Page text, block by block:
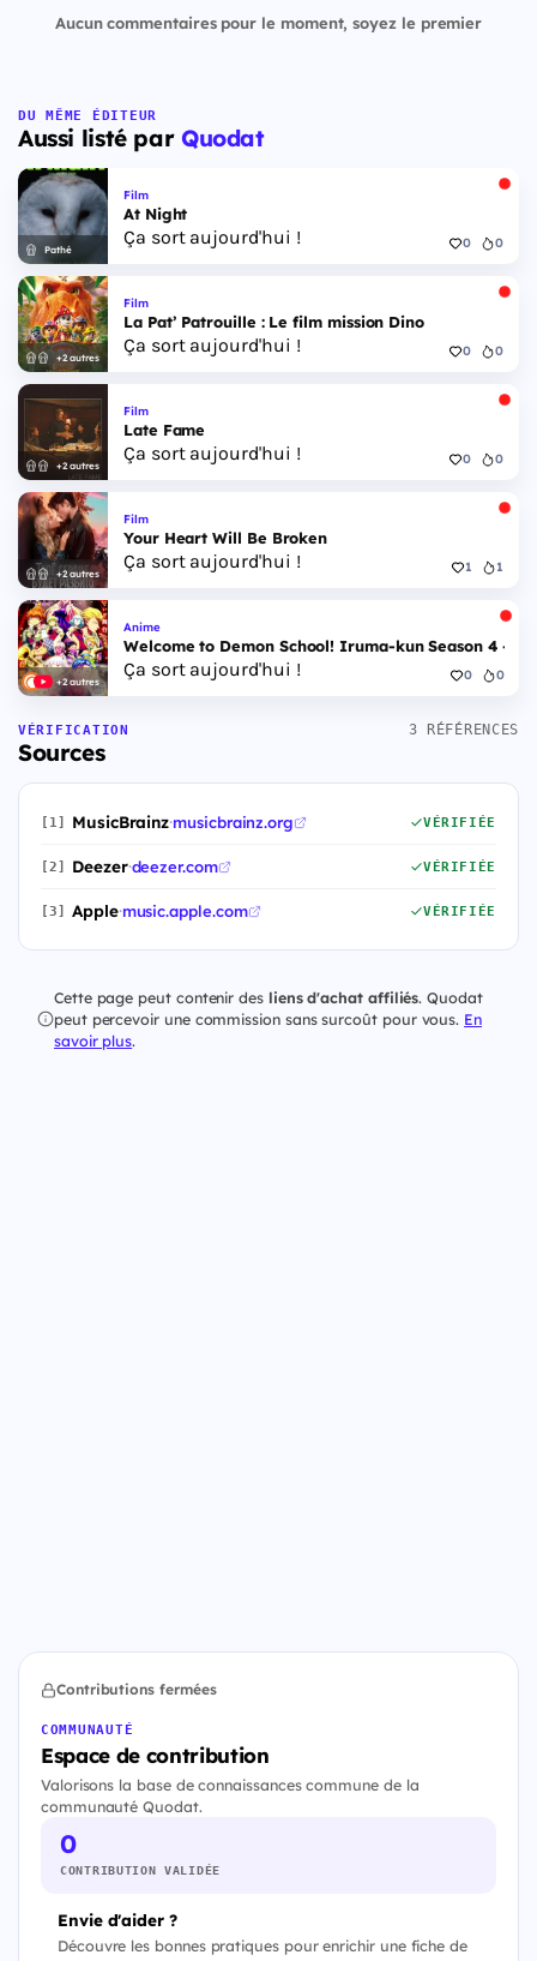
Aucun commentaires pour le moment, soyez le premier
DU MÊME ÉDITEUR
Aussi listé par Quodat
Pathé
Film
At Night
Ça sort aujourd'hui ! 0 0
+2 autres
Film
La Pat’ Patrouille : Le film mission Dino
Ça sort aujourd'hui ! 0 0
+2 autres
Film
Late Fame
Ça sort aujourd'hui ! 0 0
+2 autres
Film
Your Heart Will Be Broken
Ça sort aujourd'hui ! 1 1
+2 autres
Anime
Welcome to Demon School! Iruma-kun Season 4 -
Ça sort aujourd'hui ! 0 0
VÉRIFICATION
Sources
3 RÉFÉRENCES
[1] MusicBrainz·musicbrainz.org VÉRIFIÉE
[2] Deezer·deezer.com VÉRIFIÉE
[3] Apple·music.apple.com VÉRIFIÉE
Cette page peut contenir des liens d'achat affiliés. Quodat
peut percevoir une commission sans surcoût pour vous. En
savoir plus.
Contributions fermées
COMMUNAUTÉ
Espace de contribution
Valorisons la base de connaissances commune de la
communauté Quodat.
0
CONTRIBUTION VALIDÉE
Envie d'aider ?
Découvre les bonnes pratiques pour enrichir une fiche de